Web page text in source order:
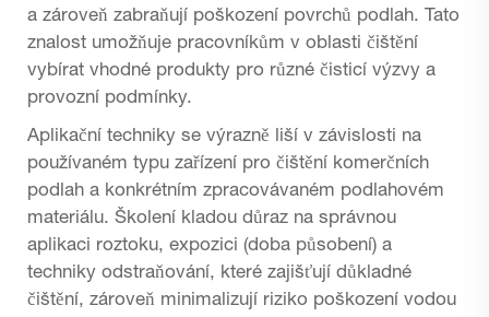
a zároveň zabraňují poškození povrchů podlah. Tato
znalost umožňuje pracovníkům v oblasti čištění
vybírat vhodné produkty pro různé čisticí výzvy a
provozní podmínky.
Aplikační techniky se výrazně liší v závislosti na
používaném typu zařízení pro čištění komerčních
podlah a konkrétním zpracovávaném podlahovém
materiálu. Školení kladou důraz na správnou
aplikaci roztoku, expozici (doba působení) a
techniky odstraňování, které zajišťují důkladné
čištění, zároveň minimalizují riziko poškození vodou